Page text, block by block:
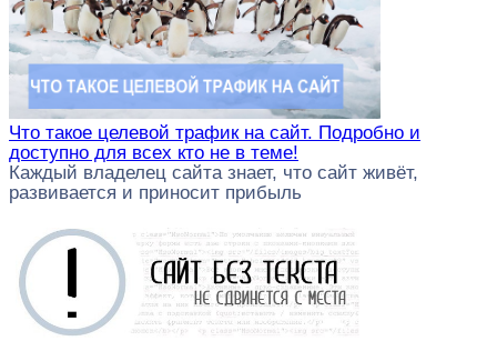
Что такое целевой трафик на сайт. Подробно и
доступно для всех кто не в теме!
Каждый владелец сайта знает, что сайт живёт,
развивается и приносит прибыль